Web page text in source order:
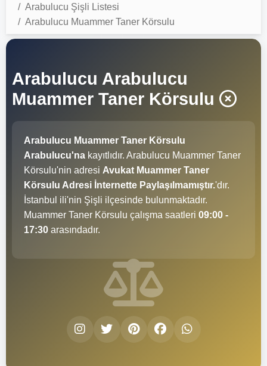
Arabulucu Şişli Listesi
Arabulucu Muammer Taner Körsulu
Arabulucu Arabulucu
Muammer Taner Körsulu
Arabulucu Muammer Taner Körsulu
Arabulucu'na kayıtlıdır. Arabulucu Muammer Taner
Körsulu'nin adresi Avukat Muammer Taner
Körsulu Adresi İnternette Paylaşılmamıştır.'dır.
İstanbul ili'nin Şişli ilçesinde bulunmaktadır.
Muammer Taner Körsulu çalışma saatleri 09:00 -
17:30 arasındadır.